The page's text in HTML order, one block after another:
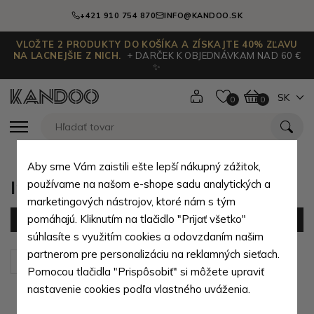
+421 910 754 870 INFO@KANDOO.SK
VLOŽTE 2 PRODUKTY DO KOŠÍKA A ZÍSKAJTE 40% ZĽAVU
NA LACNEJŠIE Z NICH.
+ DARČEK K OBJEDNÁVKAM NAD 60 €
✨
0 0 SK
Import HurtowniaGalanter
Filter (366 produktov)
Zoradiť podľa: Predvolené
Aby sme Vám zaistili ešte lepší nákupný zážitok,
používame na našom e-shope sadu analytických a
marketingových nástrojov, ktoré nám s tým
pomáhajú. Kliknutím na tlačidlo "Prijať všetko"
súhlasíte s využitím cookies a odovzdaním našim
partnerom pre personalizáciu na reklamných sieťach.
Pomocou tlačidla "Prispôsobiť" si môžete upraviť
nastavenie cookies podľa vlastného uváženia.